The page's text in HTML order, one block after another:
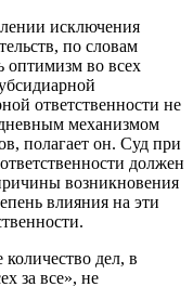
исключения
по словам
оптимизм во всех
ответственности не
механизмом
полагает он. Суд при
должен
возникновения
влияния на эти
количество дел, в
за все», не